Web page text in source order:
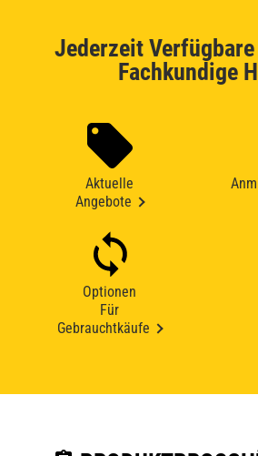
Jederzeit Verfügbare
Fachkundige
Aktuelle
Angebote
Optionen
Für
Gebrauchtkäufe